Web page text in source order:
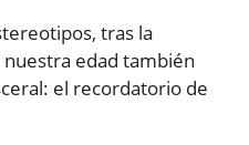
tras la
edad también
el recordatorio de